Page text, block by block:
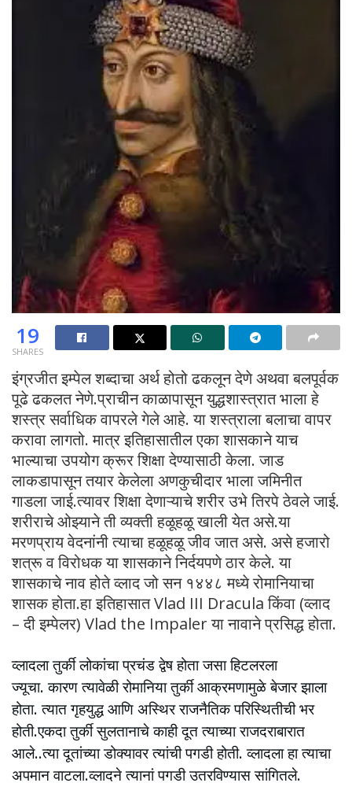
19
SHARES
इंग्रजीत इम्पेल शब्दाचा अर्थ होतो ढकलून देणे अथवा बलपूर्वक
पूढे ढकलत नेणे.प्राचीन काळापासून युद्धशास्त्रात भाला हे
शस्त्र सर्वाधिक वापरले गेले आहे. या शस्त्राला बलाचा वापर
करावा लागतो. मात्र इतिहासातील एका शासकाने याच
भाल्याचा उपयोग क्रूर शिक्षा देण्यासाठी केला. जाड
लाकडापासून तयार केलेला अणकुचीदार भाला जमिनीत
गाडला जाई.त्यावर शिक्षा देणाऱ्याचे शरीर उभे तिरपे ठेवले जाई.
शरीराचे ओझ्याने ती व्यक्ती हळूहळू खाली येत असे.या
मरणप्राय वेदनांनी त्याचा हळूहळू जीव जात असे. असे हजारो
शत्रू व विरोधक या शासकाने निर्दयपणे ठार केले. या
शासकाचे नाव होते व्लाद जो सन १४४८ मध्ये रोमानियाचा
शासक होता.हा इतिहासात Vlad III Dracula किंवा (व्लाद
– दी इम्पेलर) Vlad the Impaler या नावाने प्रसिद्ध होता.
व्लादला तुर्की लोकांचा प्रचंड द्वेष होता जसा हिटलरला
ज्यूचा. कारण त्यावेळी रोमानिया तुर्की आक्रमणामुळे बेजार झाला
होता. त्यात गृहयुद्ध आणि अस्थिर राजनैतिक परिस्थितीची भर
होती.एकदा तुर्की सुलतानाचे काही दूत त्याच्या राजदराबारात
आले..त्या दूतांच्या डोक्यावर त्यांची पगडी होती. व्लादला हा त्याचा
अपमान वाटला.व्लादने त्यानां पगडी उतरविण्यास सांगितले.